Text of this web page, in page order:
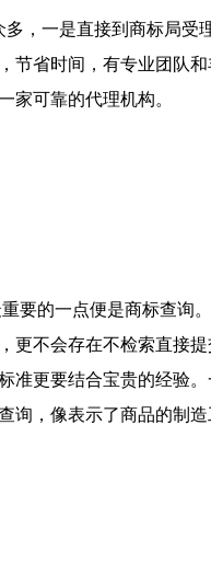
多，一是直接到商标局
节省时间，有专业团队
家可靠的代理机构。
要的一点便是商标查询
更不会存在不检索直接
准更要结合宝贵的经验
询，像表示了商品的制